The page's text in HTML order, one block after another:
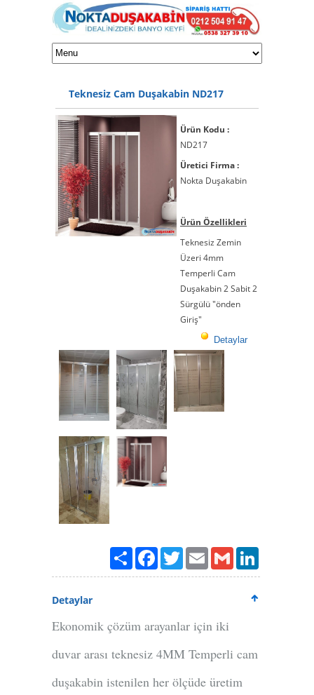
Teknesiz Cam Duşakabin ND217
Ürün Kodu :
ND217
Üretici Firma :
Nokta Duşakabin
Ürün Özellikleri
Teknesiz Zemin
Üzeri 4mm
Temperli Cam
Duşakabin 2 Sabit 2
Sürgülü "önden
Giriş"
Detaylar
PaylaşFacebook
TwitterEmailGmail
Detaylar
Ekonomik çözüm arayanlar için iki
duvar arası teknesiz 4MM Temperli cam
duşakabin istenilen her ölçüde üretim